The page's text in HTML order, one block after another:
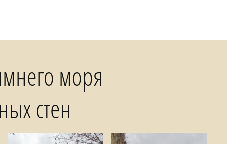
моря
стен